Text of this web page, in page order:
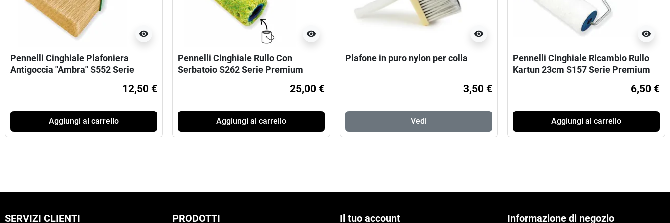
visibility
Pennelli Cinghiale Plafoniera
Antigoccia "Ambra" S552 Serie
12,50 €
Aggiungi al carrello
visibility
Pennelli Cinghiale Rullo Con
Serbatoio S262 Serie Premium
25,00 €
Aggiungi al carrello
visibility
Plafone in puro nylon per colla
3,50 €
Vedi
visibility
Pennelli Cinghiale Ricambio Rullo
Kartun 23cm S157 Serie Premium
6,50 €
Aggiungi al carrello
SERVIZI CLIENTI PRODOTTI Il tuo account Informazione di negozio